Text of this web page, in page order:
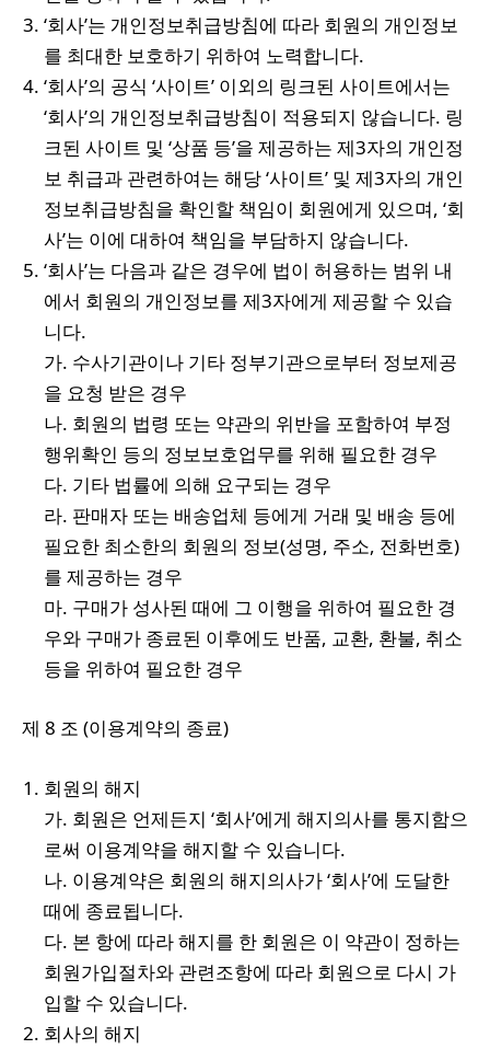
‘회사’는 개인정보취급방침에 따라 회원의 개인정보
를 최대한 보호하기 위하여 노력합니다.
‘회사’의 공식 ‘사이트’ 이외의 링크된 사이트에서는
‘회사’의 개인정보취급방침이 적용되지 않습니다. 링
크된 사이트 및 ‘상품 등’을 제공하는 제3자의 개인정
보 취급과 관련하여는 해당 ‘사이트’ 및 제3자의 개인
정보취급방침을 확인할 책임이 회원에게 있으며, ‘회
사’는 이에 대하여 책임을 부담하지 않습니다.
‘회사’는 다음과 같은 경우에 법이 허용하는 범위 내
에서 회원의 개인정보를 제3자에게 제공할 수 있습
니다.
가. 수사기관이나 기타 정부기관으로부터 정보제공
을 요청 받은 경우
나. 회원의 법령 또는 약관의 위반을 포함하여 부정
행위확인 등의 정보보호업무를 위해 필요한 경우
다. 기타 법률에 의해 요구되는 경우
라. 판매자 또는 배송업체 등에게 거래 및 배송 등에
필요한 최소한의 회원의 정보(성명, 주소, 전화번호)
를 제공하는 경우
마. 구매가 성사된 때에 그 이행을 위하여 필요한 경
우와 구매가 종료된 이후에도 반품, 교환, 환불, 취소
등을 위하여 필요한 경우
제 8 조 (이용계약의 종료)
회원의 해지
가. 회원은 언제든지 ‘회사’에게 해지의사를 통지함으
로써 이용계약을 해지할 수 있습니다.
나. 이용계약은 회원의 해지의사가 ‘회사’에 도달한
때에 종료됩니다.
다. 본 항에 따라 해지를 한 회원은 이 약관이 정하는
회원가입절차와 관련조항에 따라 회원으로 다시 가
입할 수 있습니다.
회사의 해지